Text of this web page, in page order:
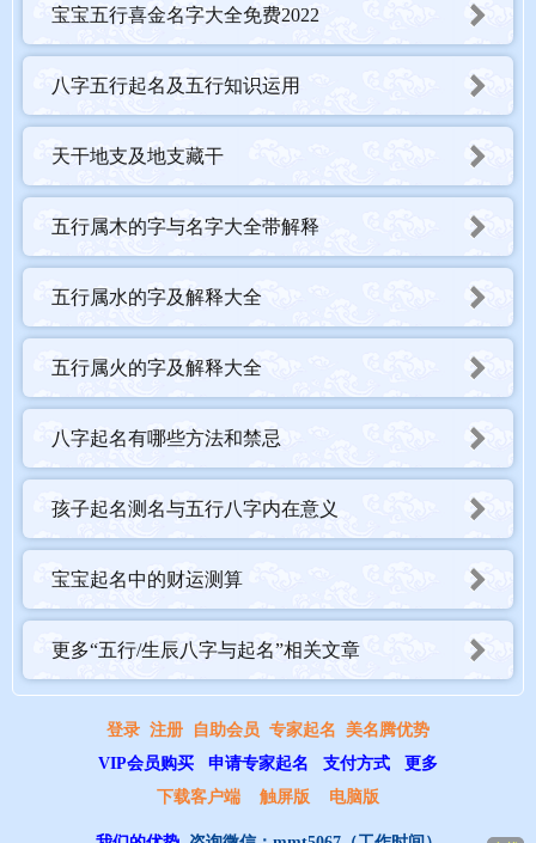
宝宝五行喜金名字大全免费2022
八字五行起名及五行知识运用
天干地支及地支藏干
五行属木的字与名字大全带解释
五行属水的字及解释大全
五行属火的字及解释大全
八字起名有哪些方法和禁忌
孩子起名测名与五行八字内在意义
宝宝起名中的财运测算
更多“五行/生辰八字与起名”相关文章
登录 注册 自助会员 专家起名 美名腾优势
VIP会员购买
申请专家起名 支付方式
更多
下载客户端
触屏版 电脑版